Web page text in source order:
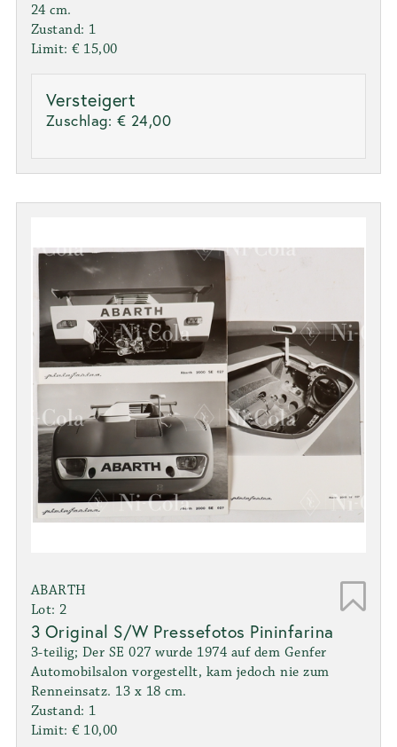
24 cm.
Zustand: 1
Limit: € 15,00
Versteigert
Zuschlag: € 24,00
ABARTH
Lot: 2
3 Original S/W Pressefotos Pininfarina
3-teilig; Der SE 027 wurde 1974 auf dem Genfer
Automobilsalon vorgestellt, kam jedoch nie zum
Renneinsatz. 13 x 18 cm.
Zustand: 1
Limit: € 10,00